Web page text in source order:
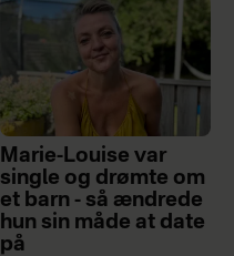
Marie-Louise var
single og drømte om
et barn - så ændrede
hun sin måde at date
på